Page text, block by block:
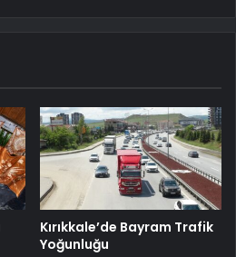
Kırıkkale’de Bayram Trafik
Yoğunluğu